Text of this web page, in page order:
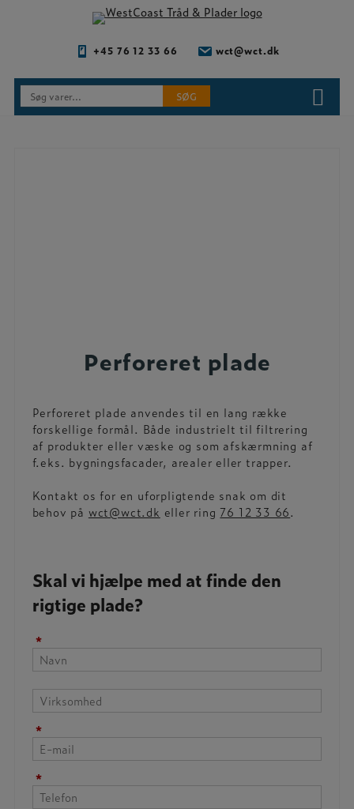
+45 76 12 33 66 wct@wct.dk
efter:
SØG
Perforeret plade
Perforeret plade anvendes til en lang række
forskellige formål. Både industrielt til filtrering
af produkter eller væske og som afskærmning af
f.eks. bygningsfacader, arealer eller trapper.
Kontakt os for en uforpligtende snak om dit
behov på wct@wct.dk eller ring 76 12 33 66.
Skal vi hjælpe med at finde den
rigtige plade?
*
Virksomhed
*
*